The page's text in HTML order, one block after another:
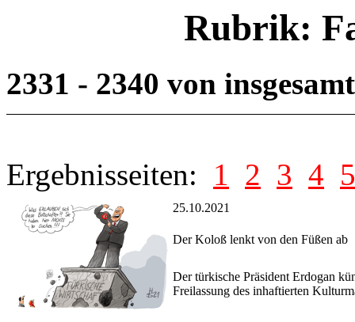
Rubrik:
2331 - 2340 von
Ergebnisseiten: 1 2 3 4 5
25.10.2021
Der Koloß lenkt von den Füßen ab
Der türkische Präsident Erdogan
Freilassung des inhaftierten